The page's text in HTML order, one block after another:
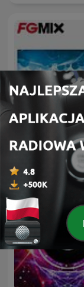
FG MIX